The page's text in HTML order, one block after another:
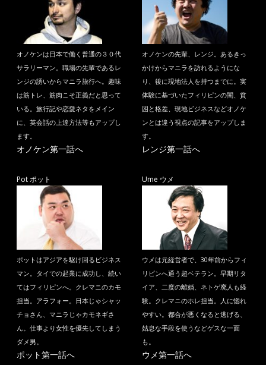
オノケンは日本で働く普通の３０代
サラリーマン。職場の先輩であるレ
ンジの誘いからマニラ旅行へ。趣味
は筋トレ、筋肉こそ正義だと思って
いる。旅行記や恋愛ネタをメイン
に、英会話の上達方法等もアップし
ます。
オノケン第一話へ
オノケンの先輩、レンジ。あるきっ
かけからマニラを訪れるようにな
り、後に現地法人を持つまでに。実
体験に基づいたフィリピンの闇、貧
困と格差、現地ビジネスなどオノケ
ンとは違う視点の記事をアップしま
す。
レンジ第一話へ
Pot ポット
ポットはアジアを駆け回るビジネス
マン。タイでの起業に成功し、続い
てはフィリピンへ。クレマニのカモ
担当。アラフォー。日本じゃシャッ
チョさん、マニラじゃカモネギさ
ん。仕事より女性を優先してしまう
ダメ男。
ポット第一話へ
Ume ウメ
ウメは元経営者で、30年前からフィ
リピンへ通う超ベテラン。早期リタ
イア、二度の離婚、ネトゲ廃人も経
験。クレマニのホレ担当。人に惚れ
やすい。都合が悪くなると逃げる、
姑息な手段を使うなどゲスな一面
も。
ウメ第一話へ